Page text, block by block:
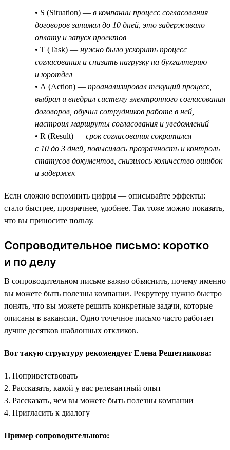
• S (Situation) — в компании процесс согласования
договоров занимал до 10 дней, это задерживало
оплату и запуск проектов
• T (Task) — нужно было ускорить процесс
согласования и снизить нагрузку на бухгалтерию
и юротдел
• A (Action) — проанализировал текущий процесс,
выбрал и внедрил систему электронного согласования
договоров, обучил сотрудников работе в ней,
настроил маршруты согласования и уведомлений
• R (Result) — срок согласования сократился
с 10 до 3 дней, повысилась прозрачность и контроль
статусов документов, снизилось количество ошибок
и задержек
Если сложно вспомнить цифры — описывайте эффекты:
стало быстрее, прозрачнее, удобнее. Так тоже можно показать,
что вы приносите пользу.
Сопроводительное письмо: коротко
и по делу
В сопроводительном письме важно объяснить, почему именно
вы можете быть полезны компании. Рекрутеру нужно быстро
понять, что вы можете решить конкретные задачи, которые
описаны в вакансии. Одно точечное письмо часто работает
лучше десятков шаблонных откликов.
Вот такую структуру рекомендует Елена Решетникова:
1. Поприветствовать
2. Рассказать, какой у вас релевантный опыт
3. Рассказать, чем вы можете быть полезны компании
4. Пригласить к диалогу
Пример сопроводительного: